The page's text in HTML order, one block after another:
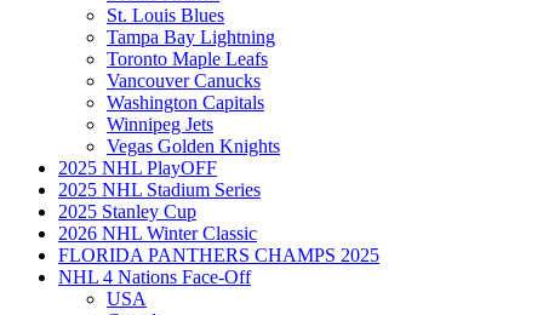
St. Louis Blues
Tampa Bay Lightning
Toronto Maple Leafs
Vancouver Canucks
Washington Capitals
Winnipeg Jets
Vegas Golden Knights
2025 NHL PlayOFF
2025 NHL Stadium Series
2025 Stanley Cup
2026 NHL Winter Classic
FLORIDA PANTHERS CHAMPS 2025
NHL 4 Nations Face-Off
USA